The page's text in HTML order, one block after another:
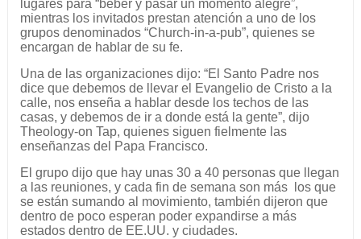
lugares para “beber y pasar un momento alegre”,
mientras los invitados prestan atención a uno de los
grupos denominados “Church-in-a-pub”, quienes se
encargan de hablar de su fe.
Una de las organizaciones dijo: “El Santo Padre nos
dice que debemos de llevar el Evangelio de Cristo a la
calle, nos enseña a hablar desde los techos de las
casas, y debemos de ir a donde está la gente”, dijo
Theology-on Tap, quienes siguen fielmente las
enseñanzas del Papa Francisco.
El grupo dijo que hay unas 30 a 40 personas que llegan
a las reuniones, y cada fin de semana son más los que
se están sumando al movimiento, también dijeron que
dentro de poco esperan poder expandirse a más
estados dentro de EE.UU. y ciudades.